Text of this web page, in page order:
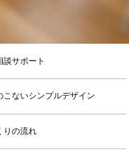
示させたり，ユーザー
ーザーや，不正・不当
ーザーの利用をお断りす
を特定するための情報
社がユーザーに対して
る情報や，ユーザーのサ
談サポート
こないシンプルデザイン
りの流れ